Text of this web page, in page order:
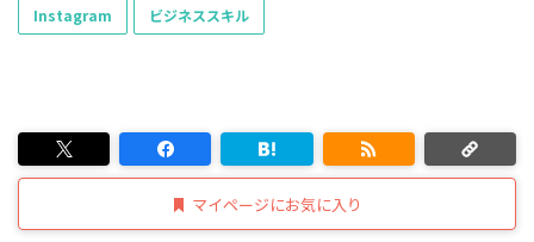
Instagram ビジネススキル
マイページにお気に入り